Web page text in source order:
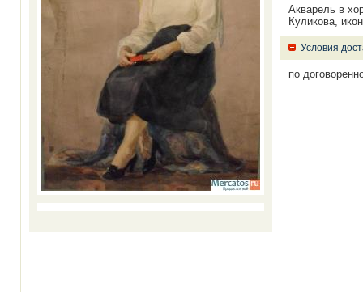
Акварель в
Куликова,
Условия
по